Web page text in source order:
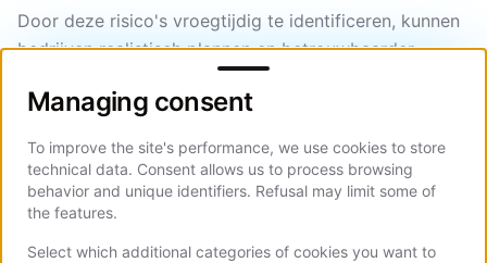
Door deze risico's vroegtijdig te identificeren, kunnen
bedrijven realistisch plannen en betrouwbaarder
samenwerken met hun webontwerpbureau. Een
proactieve benadering van risicobeheer, inclusief
goedkeuringsworkflows en op mijlpalen gebaseerde
beoordelingen, zorgt ervoor dat het project op
schema blijft.
Managing consent
Managing consent
To improve the site's performance, we use cookies to store
technical data. Consent allows us to process browsing
behavior and unique identifiers. Refusal may limit some of
the features.
Select which additional categories of cookies you want to